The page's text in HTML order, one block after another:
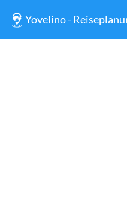
Yovelino -